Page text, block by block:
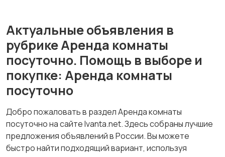
Актуальные объявления в
рубрике Аренда комнаты
посуточно. Помощь в выборе и
покупке: Аренда комнаты
посуточно
Добро пожаловать в раздел Аренда комнаты
посуточно на сайте Ivanta.net. Здесь собраны лучшие
предложения объявлений в России. Вы можете
быстро найти подходящий вариант, используя